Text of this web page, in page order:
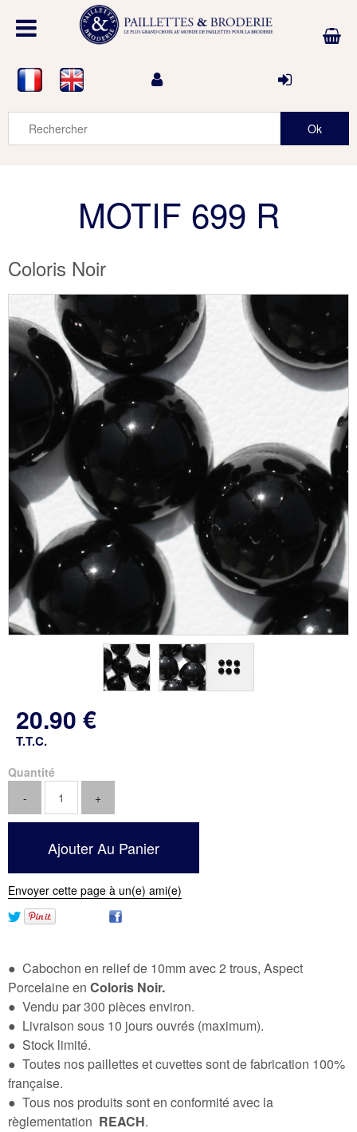
MOTIF 699 R
Coloris Noir
20.90 €
T.T.C.
Quantité
Envoyer cette page à un(e) ami(e)
● Cabochon en relief de 10mm avec 2 trous, Aspect
Porcelaine en Coloris Noir.
● Vendu par 300 pièces environ.
● Livraison sous 10 jours ouvrés (maximum).
● Stock limité.
● Toutes nos paillettes et cuvettes sont de fabrication 100%
française.
● Tous nos produits sont en conformité avec la
règlementation REACH.